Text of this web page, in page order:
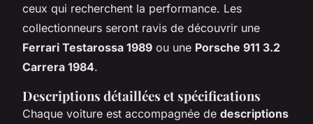
ceux qui recherchent la performance. Les
collectionneurs seront ravis de découvrir une
Ferrari Testarossa 1989 ou une Porsche 911 3.2
Carrera 1984.
Descriptions détaillées et spécifications
Chaque voiture est accompagnée de descriptions